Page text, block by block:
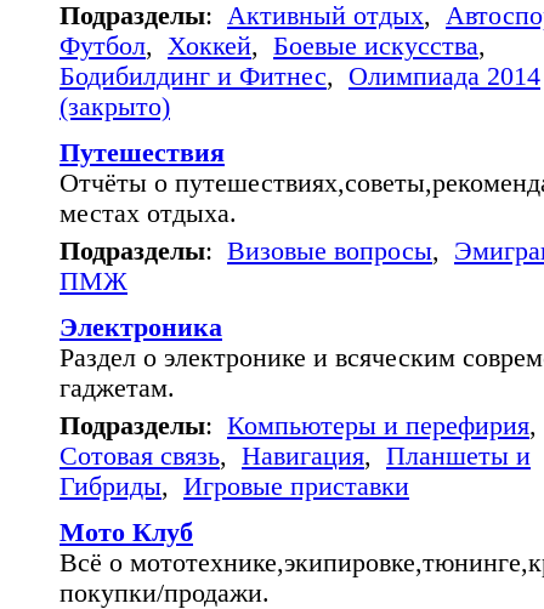
Подразделы: Активный отдых,
Футбол, Хоккей, Боевые искусства,
Бодибилдинг и Фитнес,
Олимпиада 2014
(закрыто)
Путешествия
Отчёты о
местах отдыха.
Подразделы: Визовые вопросы,
ПМЖ
Электроника
Раздел о электронике и всяческим
гаджетам.
Подразделы: Компьютеры и перефирия,
Сотовая связь, Навигация, Планшеты и
Гибриды, Игровые приставки
Мото Клуб
Всё о
покупки/продажи.